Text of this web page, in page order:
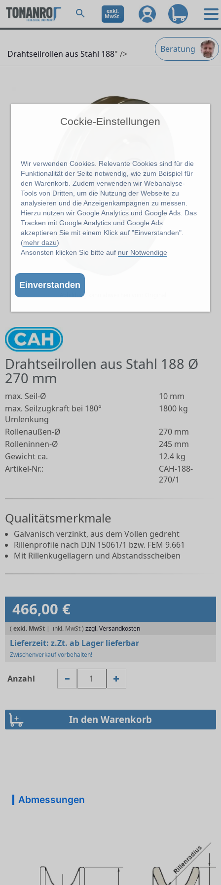
Cockie-Einstellungen
Wir verwenden Cookies. Relevante Cookies sind für die
Funktionalität der Seite notwendig, wie zum Beispiel für
den Warenkorb. Zudem verwenden wir Webanalyse-
Tools von Dritten, um die Nutzung der Webseite zu
analysieren und die Anzeigenkampagnen zu messen.
Hierzu nutzen wir Google Analytics und Google Ads. Das
Tracken mit Google Analytics und Google Ads
akzeptieren Sie mit einem Klick auf "Einverstanden".
(mehr dazu)
Ansonsten klicken Sie bitte auf nur Notwendige
Einverstanden
exkl.
MwSt.
Beratung
Drahtseilrollen aus Stahl 188" />
Abbildung kann abweichen vom Original
Drahtseilrollen aus Stahl 188 Ø
270 mm
max. Seil-Ø
10 mm
max. Seilzugkraft bei 180°
Umlenkung
1800 kg
Rollenaußen-Ø
270 mm
Rolleninnen-Ø
245 mm
Gewicht ca.
12.4 kg
Artikel-Nr.:
CAH-188-
270/1
Qualitätsmerkmale
Galvanisch verzinkt, aus dem Vollen gedreht
Rillenprofile nach DIN 15061/1 bzw. FEM 9.661
Mit Rillenkugellagern und Abstandsscheiben
466,00 €
( exkl. MwSt | zzgl. Versandkosten
Lieferzeit: z.Zt. ab Lager lieferbar
Zwischenverkauf vorbehalten!
Anzahl
Abmessungen